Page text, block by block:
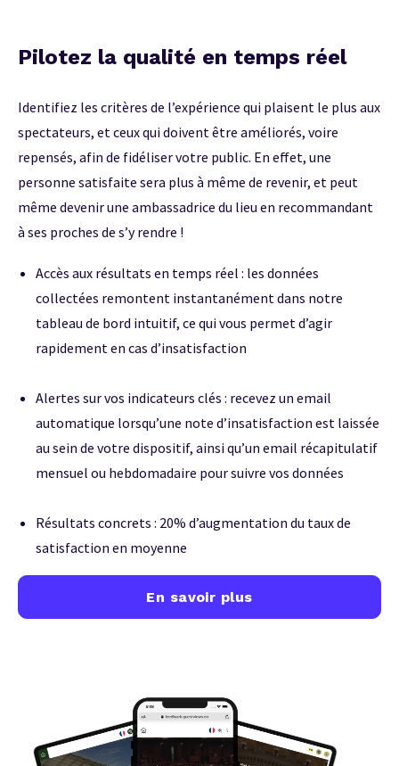
Pilotez la qualité en temps réel
Identifiez les critères de l’expérience qui plaisent le plus aux
spectateurs, et ceux qui doivent être améliorés, voire
repensés, afin de fidéliser votre public. En effet, une
personne satisfaite sera plus à même de revenir, et peut
même devenir une ambassadrice du lieu en recommandant
à ses proches de s’y rendre !
Accès aux résultats en temps réel : les données
collectées remontent instantanément dans notre
tableau de bord intuitif, ce qui vous permet d’agir
rapidement en cas d’insatisfaction
Alertes sur vos indicateurs clés : recevez un email
automatique lorsqu’une note d’insatisfaction est laissée
au sein de votre dispositif, ainsi qu’un email récapitulatif
mensuel ou hebdomadaire pour suivre vos données
Résultats concrets : 20% d’augmentation du taux de
satisfaction en moyenne
En savoir plus